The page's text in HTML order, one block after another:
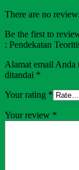
There are no
Be the first to
: Pendekatan
Alamat email Anda
ditandai *
Your rating *
Your review *